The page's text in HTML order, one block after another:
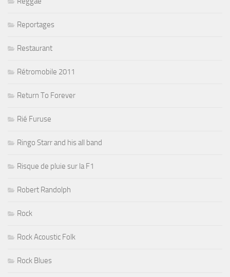
Reportages
Restaurant
Rétromobile 2011
Return To Forever
Rié Furuse
Ringo Starr and his all band
Risque de pluie sur la F1
Robert Randolph
Rock
Rock Acoustic Folk
Rock Blues